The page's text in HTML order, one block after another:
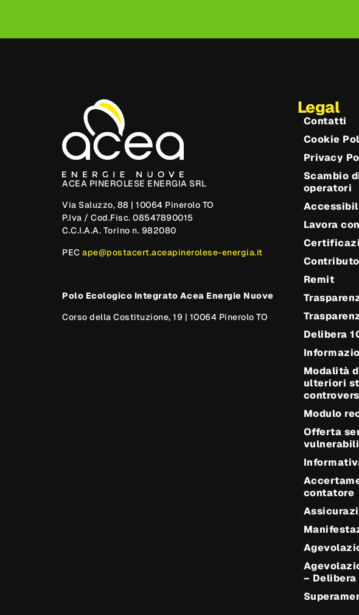
ACEA PINEROLESE ENERGIA SRL
Via Saluzzo, 88 | 10064 Pinerolo TO
P.Iva / Cod.Fisc. 08547890015
C.C.I.A.A. Torino n. 982080
PEC ape@postacert.aceapinerolese-energia.it
Polo Ecologico Integrato Acea Energie Nuove
Corso della Costituzione, 19 | 10064 Pinerolo TO
Legal
Contatti
Cookie
Privacy
Scambio
operatori
Lavora
Remit
Delibera
Modalità
ulteriori
Modulo
Offerta
contatore
–